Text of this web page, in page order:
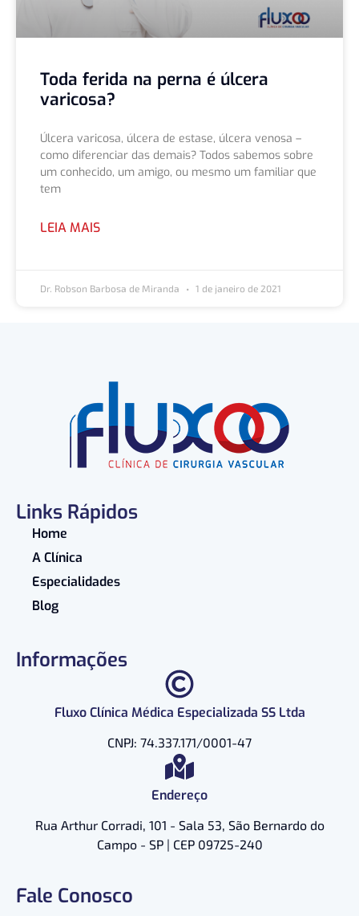
Toda ferida na perna é úlcera
varicosa?
Úlcera varicosa, úlcera de estase, úlcera venosa –
como diferenciar das demais? Todos sabemos sobre
um conhecido, um amigo, ou mesmo um familiar que
tem
LEIA MAIS
Dr. Robson Barbosa de Miranda 1 de janeiro de 2021
Links Rápidos
Home
A Clínica
Especialidades
Blog
Informações
Fluxo Clínica Médica Especializada SS Ltda
CNPJ: 74.337.171/0001-47
Endereço
Rua Arthur Corradi, 101 - Sala 53, São Bernardo do
Campo - SP | CEP 09725-240
Fale Conosco